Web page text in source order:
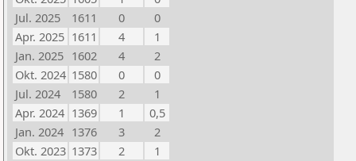
Jul. 2025
1611 0
0
Apr. 2025 1611 4
1
Jan. 2025 1602 4
2
Okt. 2024 1580 0
0
Jul. 2024
1580 2
1
Apr. 2024 1369 1
0,5
Jan. 2024 1376 3
2
Okt. 2023 1373 2
1